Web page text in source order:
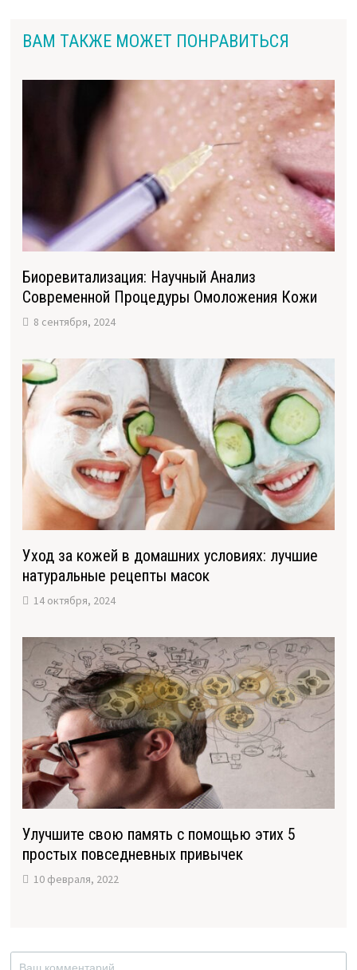
ВАМ ТАКЖЕ МОЖЕТ ПОНРАВИТЬСЯ
Биоревитализация: Научный Анализ
Современной Процедуры Омоложения Кожи
8 сентября, 2024
Уход за кожей в домашних условиях: лучшие
натуральные рецепты масок
14 октября, 2024
Улучшите свою память с помощью этих 5
простых повседневных привычек
10 февраля, 2022